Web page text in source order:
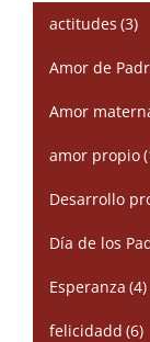
actitudes (3)
Amor de
Amor
amor propio
Desarrollo
Día de los
Esperanza (4)
felicidadd (6)